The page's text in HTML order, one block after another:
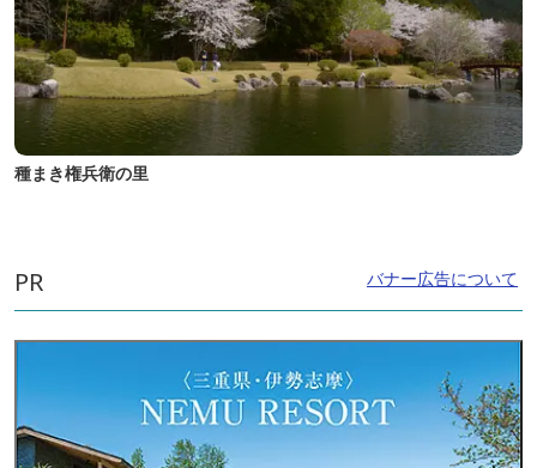
種まき権兵衛の里
PR バナー広告について